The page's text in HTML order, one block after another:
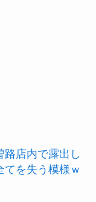
路店内で露出し
てを失う模様ｗ